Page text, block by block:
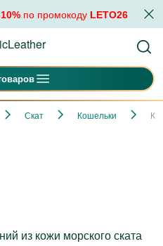
по промокоду LETO26
Скат Кошельки